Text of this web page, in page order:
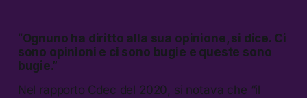
“Ognuno ha diritto alla sua opinione, si dice. Ci
sono opinioni e ci sono bugie e queste sono
bugie.”
Nel rapporto Cdec del 2020, si notava che “il